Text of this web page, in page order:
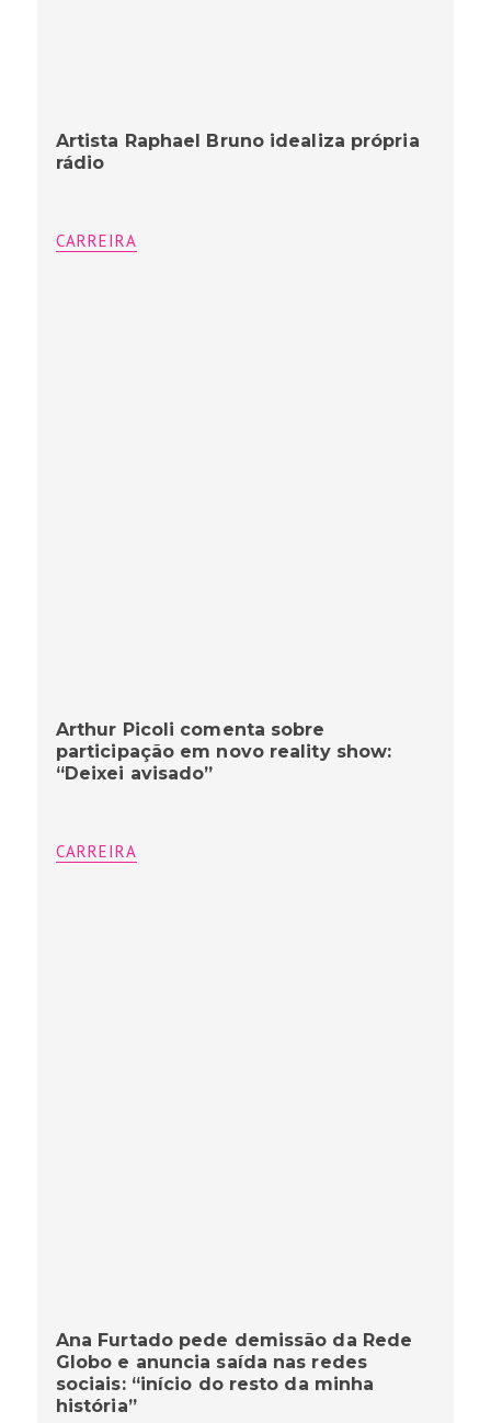
Artista Raphael Bruno idealiza própria
rádio
CARREIRA
Arthur Picoli comenta sobre
participação em novo reality show:
“Deixei avisado”
CARREIRA
Ana Furtado pede demissão da Rede
Globo e anuncia saída nas redes
sociais: “início do resto da minha
história”